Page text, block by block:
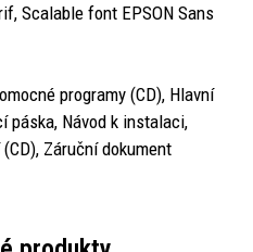
Scalable font EPSON Sans
programy (CD), Hlavní
páska, Návod k instalaci,
Záruční dokument